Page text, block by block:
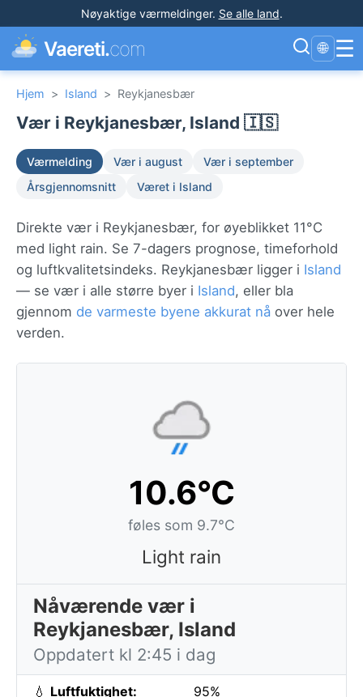
Nøyaktige værmeldinger. Se alle land.
Vaereti.com 🌐 ☰
Hjem > Island > Reykjanesbær
Vær i Reykjanesbær, Island 🇮🇸
Værmelding Vær i august
Vær i september
Årsgjennomsnitt
Været i Island
Direkte vær i Reykjanesbær, for øyeblikket 11°C
med light rain. Se 7-dagers prognose, timeforhold
og luftkvalitetsindeks. Reykjanesbær ligger i Island
— se vær i alle større byer i Island, eller bla
gjennom de varmeste byene akkurat nå over hele
verden.
10.6°C
føles som 9.7°C
Light rain
Nåværende vær i
Reykjanesbær, Island
Oppdatert kl 2:45 i dag
💧 Luftfuktighet: 95%